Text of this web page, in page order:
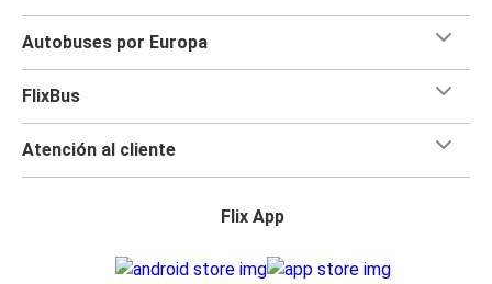
Autobuses por Europa
FlixBus
Atención al cliente
Flix App